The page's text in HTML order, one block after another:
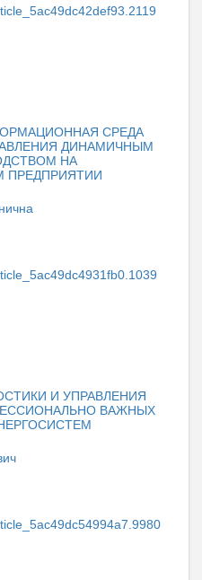
СРЕДА
ДИНАМИЧНЫМ
НА
И УПРАВЛЕНИЯ
ВАЖНЫХ